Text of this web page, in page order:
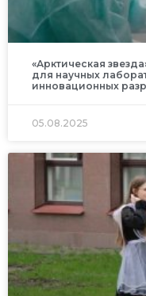
«Арктическая
для научных
инновационных
05.08.2025